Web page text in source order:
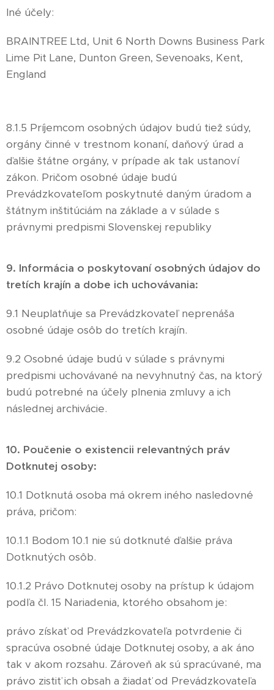
Iné účely:
BRAINTREE Ltd, Unit 6 North Downs Business Park
Lime Pit Lane, Dunton Green, Sevenoaks, Kent,
England
8.1.5 Príjemcom osobných údajov budú tiež súdy,
orgány činné v trestnom konaní, daňový úrad a
ďalšie štátne orgány, v prípade ak tak ustanoví
zákon. Pričom osobné údaje budú
Prevádzkovateľom poskytnuté daným úradom a
štátnym inštitúciám na základe a v súlade s
právnymi predpismi Slovenskej republiky
9. Informácia o poskytovaní osobných údajov do
tretích krajín a dobe ich uchovávania:
9.1 Neuplatňuje sa Prevádzkovateľ neprenáša
osobné údaje osôb do tretích krajín.
9.2 Osobné údaje budú v súlade s právnymi
predpismi uchovávané na nevyhnutný čas, na ktorý
budú potrebné na účely plnenia zmluvy a ich
následnej archivácie.
10. Poučenie o existencii relevantných práv
Dotknutej osoby:
10.1 Dotknutá osoba má okrem iného nasledovné
práva, pričom:
10.1.1 Bodom 10.1 nie sú dotknuté ďalšie práva
Dotknutých osôb.
10.1.2 Právo Dotknutej osoby na prístup k údajom
podľa čl. 15 Nariadenia, ktorého obsahom je:
právo získať od Prevádzkovateľa potvrdenie či
spracúva osobné údaje Dotknutej osoby, a ak áno
tak v akom rozsahu. Zároveň ak sú spracúvané, ma
právo zistiť ich obsah a žiadať od Prevádzkovateľa